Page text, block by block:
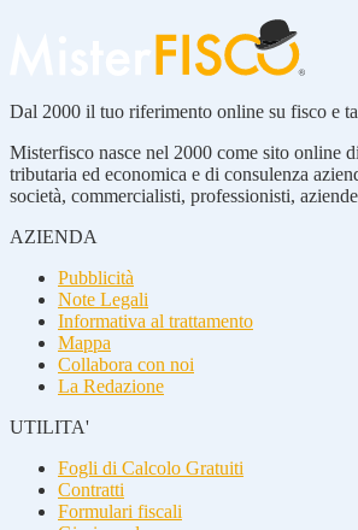
Dal 2000 il tuo riferimento online su fisco e
Misterfisco nasce nel 2000 come sito online
tributaria ed economica e di consulenza
società, commercialisti, professionisti,
AZIENDA
Pubblicità
Note Legali
Informativa al trattamento
Mappa
Collabora con noi
La Redazione
UTILITA'
Fogli di Calcolo Gratuiti
Contratti
Formulari fiscali